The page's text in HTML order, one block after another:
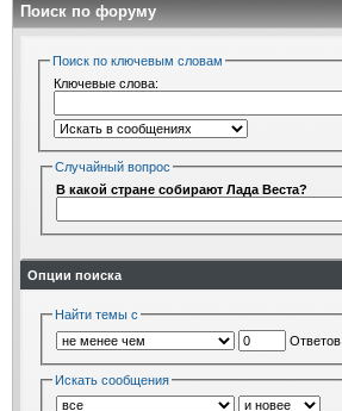
Поиск по форуму
Поиск по ключевым словам
Ключевые слова:
Случайный вопрос
В какой стране собирают Лада Веста?
Опции поиска
Найти темы с
Ответов
Искать сообщения